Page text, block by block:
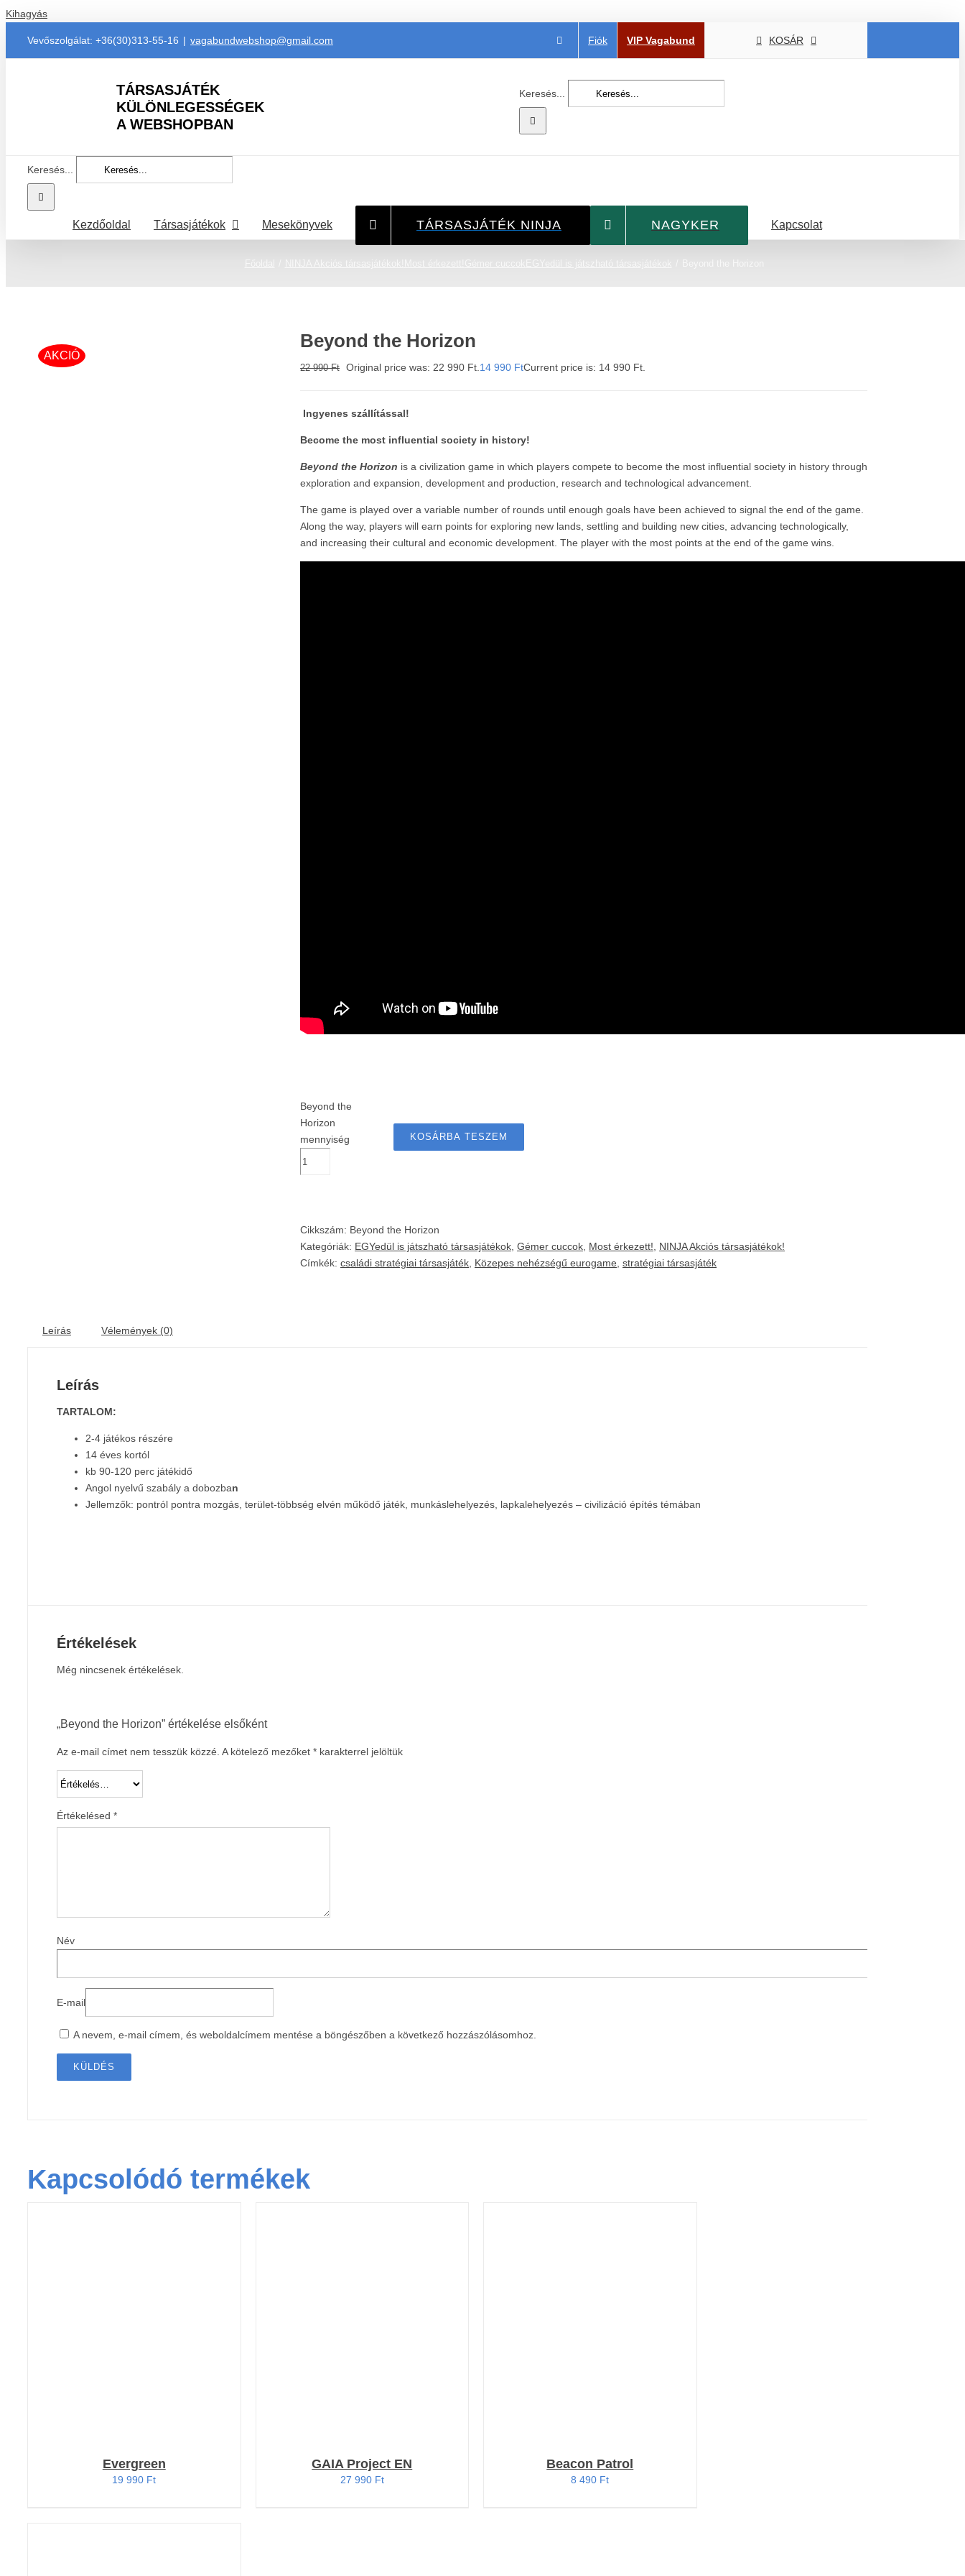
Kihagyás
Vevőszolgálat: +36(30)313-55-16 | vagabundwebshop@gmail.com Fiók VIP Vagabund KOSÁR
TÁRSASJÁTÉK
KÜLÖNLEGESSÉGEK
A WEBSHOPBAN
Keresés...
Keresés...
Kezdőoldal Társasjátékok Mesekönyvek TÁRSASJÁTÉK NINJA NAGYKER Kapcsolat
AKCIÓ
Beyond the Horizon
22 990Ft Original price was: 22 990 Ft. 14 990 FtCurrent price is: 14 990 Ft.
Ingyenes szállítással!
Become the most influential society in history!
Beyond the Horizon is a civilization game in which players compete to become the most influential society in history through
exploration and expansion, development and production, research and technological advancement.
The game is played over a variable number of rounds until enough goals have been achieved to signal the end of the game.
Along the way, players will earn points for exploring new lands, settling and building new cities, advancing technologically,
and increasing their cultural and economic development. The player with the most points at the end of the game wins.
Beyond the
Horizon
mennyiség
KOSÁRBA TESZEM
Cikkszám: Beyond the Horizon
Kategóriák: EGYedül is játszható társasjátékok Gémer cuccok Most érkezett!
NINJA Akciós társasjátékok!
Címkék: családi stratégiai társasjáték Közepes nehézségű eurogame stratégiai társasjáték
Leírás Vélemények (0)
Leírás
TARTALOM:
2-4 játékos részére
14 éves kortól
kb 90-120 perc játékidő
Angol nyelvű szabály a dobozban
Jellemzők: pontról pontra mozgás, terület-többség elvén működő játék, munkáslehelyezés, lapkalehelyezés – civilizáció építés témában
Értékelések
Még nincsenek értékelések.
„Beyond the Horizon” értékelése elsőként
Az e-mail címet nem tesszük közzé. A kötelező mezőket * karakterrel jelöltük
Értékelésed *
Név
E-mail
A nevem, e-mail címem, és weboldalcímem mentése a böngészőben a következő hozzászólásomhoz.
Kapcsolódó termékek
Evergreen
19 990 Ft
GAIA Project EN
27 990 Ft
Beacon Patrol
8 490 Ft